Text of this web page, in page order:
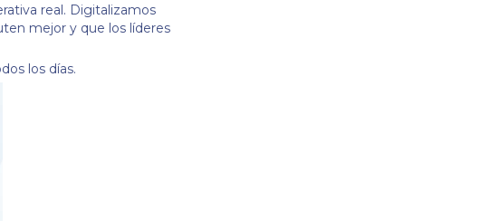
real. Digitalizamos
mejor y que los líderes
los días.